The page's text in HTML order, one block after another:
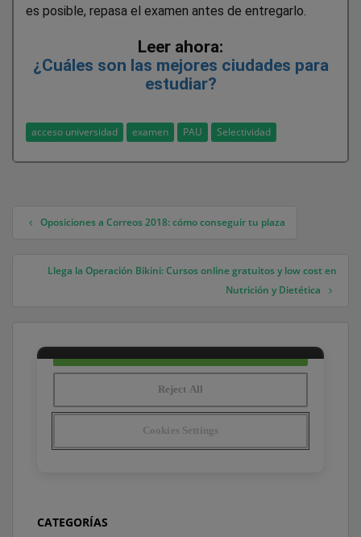
es posible, repasa el examen antes de entregarlo.
Leer ahora:
¿Cuáles son las mejores ciudades para
estudiar?
acceso universidad examen PAU Selectividad
Navegación de entradas
Oposiciones a Correos 2018: cómo conseguir tu plaza
Llega la Operación Bikini: Cursos online gratuitos y low cost en
Nutrición y Dietética
CATEGORÍAS